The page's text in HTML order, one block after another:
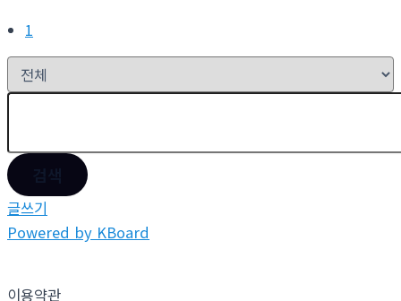
1
글쓰기
Powered by KBoard
이용약관